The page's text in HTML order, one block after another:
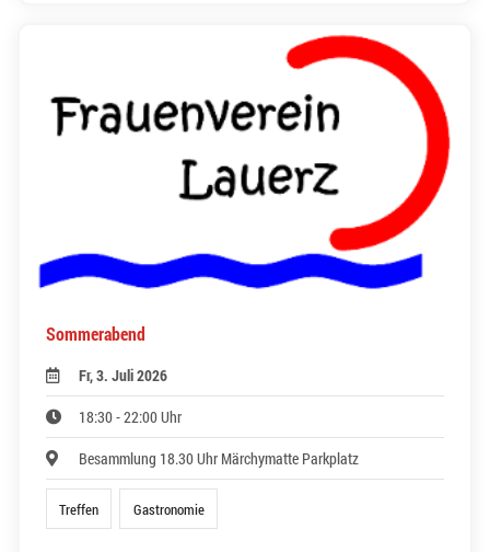
Sommerabend
Fr, 3. Juli 2026
18:30 - 22:00 Uhr
Besammlung 18.30 Uhr Märchymatte Parkplatz
Treffen Gastronomie